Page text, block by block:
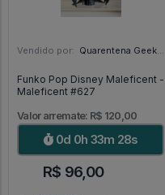
Vendido por: Quarentena Geek Store - SP
Funko Pop Disney Maleficent -
Maleficent #627
Valor arremate: R$ 120,00
0d 0h 33m 27s
R$ 96,00